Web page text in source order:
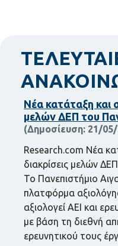
Νέα κατάταξη και
μελών ΔΕΠ του
21/
Research.com Νέα
διακρίσεις μελών
Το Πανεπιστήμιο
πλατφόρμα
αξιολογεί ΑΕΙ και
με βάση τη διεθνή
ερευνητικού τους